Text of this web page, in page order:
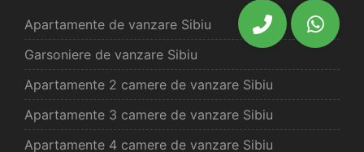
Apartamente de vanzare Sibiu
Garsoniere de vanzare Sibiu
Apartamente 2 camere de vanzare Sibiu
Apartamente 3 camere de vanzare Sibiu
Apartamente 4 camere de vanzare Sibiu